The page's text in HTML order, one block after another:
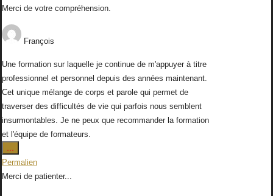
Merci de votre compréhension.
François
Une formation sur laquelle je continue de m'appuyer à titre
professionnel et personnel depuis des années maintenant.
Cet unique mélange de corps et parole qui permet de
traverser des difficultés de vie qui parfois nous semblent
insurmontables. Je ne peux que recommander la formation
et l'équipe de formateurs.
...
cette
boîte
méta.
Permalien
Merci de patienter...